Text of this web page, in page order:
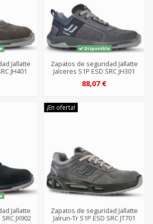
Jallatte
JH401
Disponible
Zapatos de seguridad Jallatte
Jalceres S1P ESD SRC JH301
88,07 €
Jallatte
JX902
¡En oferta!
Zapatos de seguridad Jallatte
Jalrun-Tr S1P ESD SRC JT701